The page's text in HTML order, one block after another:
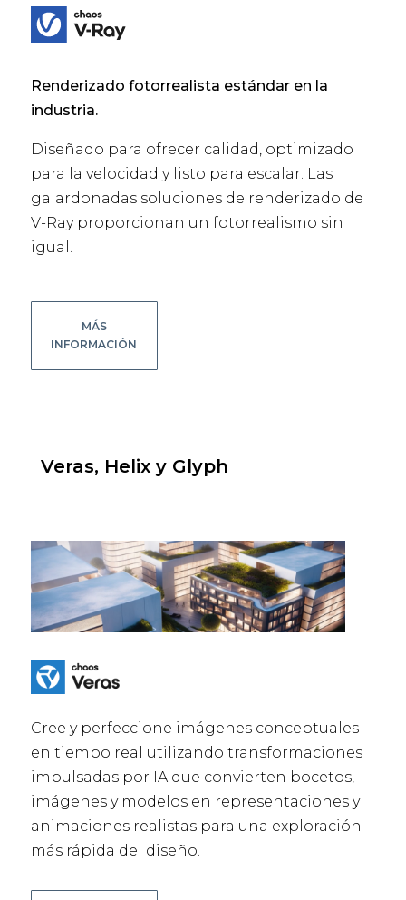
Renderizado fotorrealista estándar en la
industria.
Diseñado para ofrecer calidad, optimizado
para la velocidad y listo para escalar. Las
galardonadas soluciones de renderizado de
V-Ray proporcionan un fotorrealismo sin
igual.
MÁS
INFORMACIÓN
Veras, Helix y Glyph
Cree y perfeccione imágenes conceptuales
en tiempo real utilizando transformaciones
impulsadas por IA que convierten bocetos,
imágenes y modelos en representaciones y
animaciones realistas para una exploración
más rápida del diseño.